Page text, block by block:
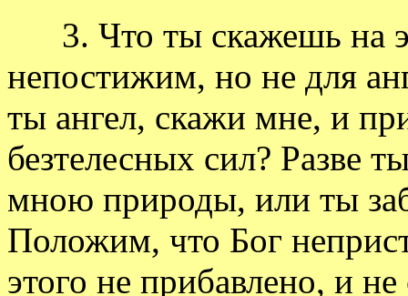
3. Что ты скажешь на
непостижим, но не для
ты ангел, скажи мне, и
безтелесных сил? Разве
мною природы, или ты
Положим, что Бог
этого не прибавлено, и